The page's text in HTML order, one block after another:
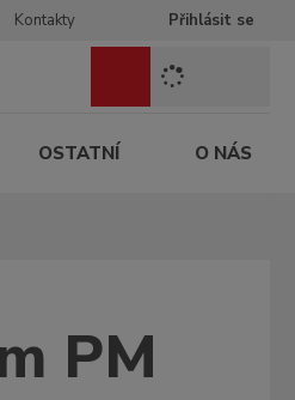
Kontakty Přihlásit se
e
a
n
OSTATNÍ O NÁS
PM